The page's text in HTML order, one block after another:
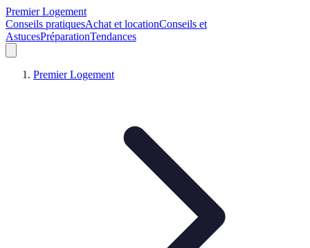
Premier Logement
Conseils pratiquesAchat et locationConseils et
AstucesPréparationTendances
Premier Logement